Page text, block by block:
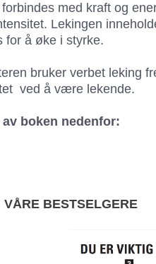
med kraft og
Lekingen
for å øke i styrke.
bruker verbet leking
ved å være lekende.
boken nedenfor:
VÅRE BESTSELGERE